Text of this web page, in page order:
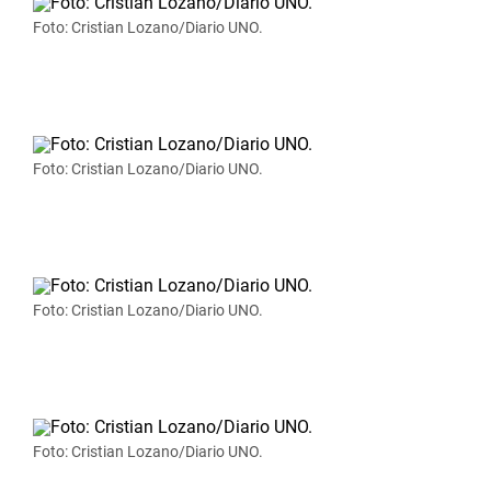
Foto: Cristian Lozano/Diario UNO.
Foto: Cristian Lozano/Diario UNO.
Foto: Cristian Lozano/Diario UNO.
Foto: Cristian Lozano/Diario UNO.